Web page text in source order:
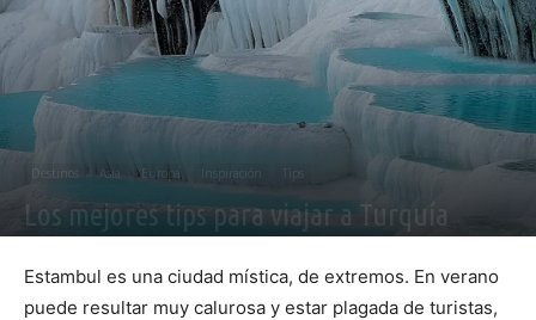
Destinos Asia Europa
Los mejores tips para viajar a Turquía
Estambul es una ciudad mística, de extremos. En verano
puede resultar muy calurosa y estar plagada de turistas,